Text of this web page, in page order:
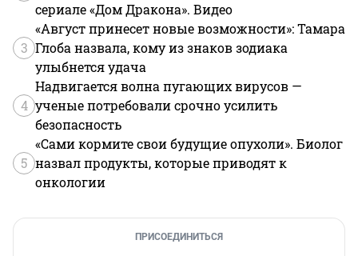
сериале «Дом Дракона». Видео
3
«Август принесет новые возможности»: Тамара
Глоба назвала, кому из знаков зодиака
улыбнется удача
4
Надвигается волна пугающих вирусов —
ученые потребовали срочно усилить
безопасность
5
«Сами кормите свои будущие опухоли». Биолог
назвал продукты, которые приводят к
онкологии
ПРИСОЕДИНИТЬСЯ